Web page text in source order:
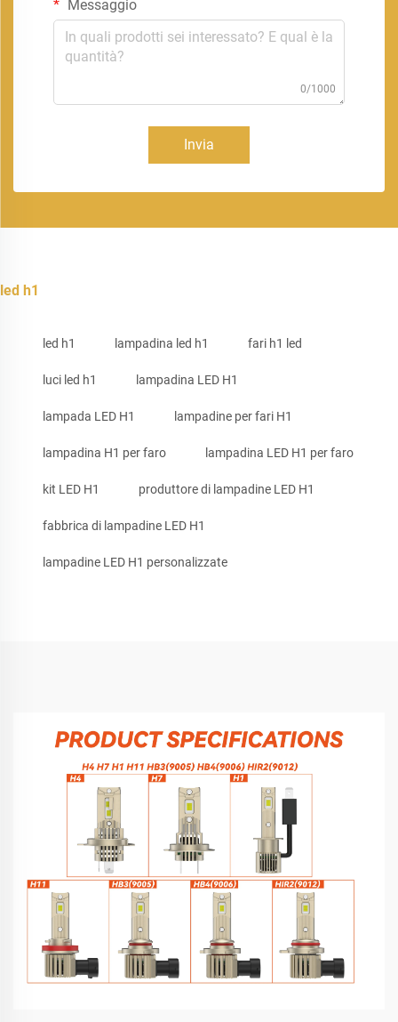
Messaggio
0/1000
Invia
led h1
led h1 lampadina led h1 fari h1 led
luci led h1 lampadina LED H1
lampada LED H1 lampadine per fari H1
lampadina H1 per faro lampadina LED H1 per faro
kit LED H1 produttore di lampadine LED H1
fabbrica di lampadine LED H1
lampadine LED H1 personalizzate